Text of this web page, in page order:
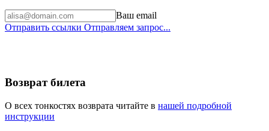
Ваш email
Отправить ссылки Отправляем запрос...
Возврат билета
О всех тонкостях возврата читайте в нашей подробной
инструкции